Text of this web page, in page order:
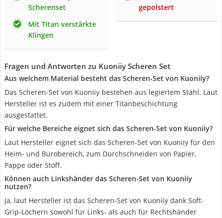
Scherenset
Mit Titan verstärkte
Klingen
gepolstert
Fragen und Antworten zu Kuoniiy Scheren Set
Aus welchem Material besteht das Scheren-Set von Kuoniiy?
Das Scheren-Set von Kuoniiy bestehen aus legiertem Stahl. Laut
Hersteller ist es zudem mit einer Titanbeschichtung
ausgestattet.
Für welche Bereiche eignet sich das Scheren-Set von Kuoniiy?
Laut Hersteller eignet sich das Scheren-Set von Kuoniiy für den
Heim- und Bürobereich, zum Durchschneiden von Papier,
Pappe oder Stoff.
Können auch Linkshänder das Scheren-Set von Kuoniiy
nutzen?
Ja, laut Hersteller ist das Scheren-Set von Kuoniiy dank Soft-
Grip-Löchern sowohl für Links- als auch für Rechtshänder